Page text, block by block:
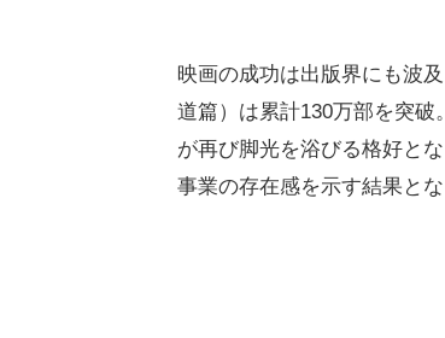
映画の成功は出版界にも波
道篇）は累計130万部を突
が再び脚光を浴びる格好と
事業の存在感を示す結果とな